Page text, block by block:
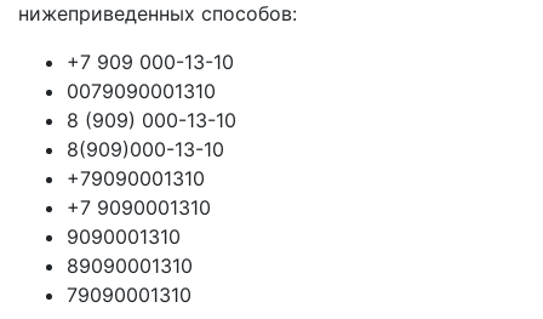
нижеприведенных способов:
+7 909 000-13-10
0079090001310
8 (909) 000-13-10
8(909)000-13-10
+79090001310
+7 9090001310
9090001310
89090001310
79090001310